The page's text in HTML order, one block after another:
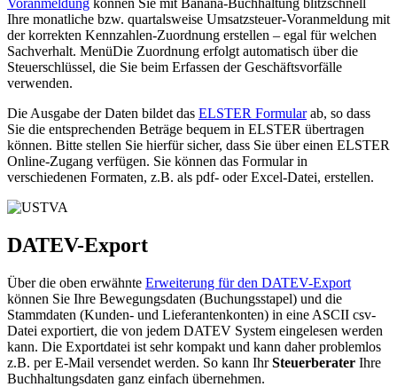
Voranmeldung können Sie mit Banana-Buchhaltung blitzschnell
Ihre monatliche bzw. quartalsweise Umsatzsteuer-Voranmeldung mit
der korrekten Kennzahlen-Zuordnung erstellen – egal für welchen
Sachverhalt. MenüDie Zuordnung erfolgt automatisch über die
Steuerschlüssel, die Sie beim Erfassen der Geschäftsvorfälle
verwenden.
Die Ausgabe der Daten bildet das ELSTER Formularab, so dass
Sie die entsprechenden Beträge bequem in ELSTER übertragen
können. Bitte stellen Sie hierfür sicher, dass Sie über einen ELSTER
Online-Zugang verfügen. Sie können das Formular in
verschiedenen Formaten, z.B. als pdf- oder Excel-Datei, erstellen.
DATEV-Export
Über die oben erwähnte Erweiterung für den DATEV-Export
können Sie Ihre Bewegungsdaten (Buchungsstapel) und die
Stammdaten (Kunden- und Lieferantenkonten) in eine ASCII csv-
Datei exportiert, die von jedem DATEV System eingelesen werden
kann. Die Exportdatei ist sehr kompakt und kann daher problemlos
z.B. per E-Mail versendet werden. So kann IhrSteuerberater Ihre
Buchhaltungsdaten ganz einfach übernehmen.